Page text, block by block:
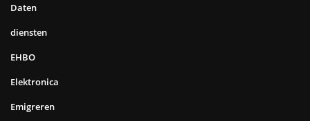
Daten
diensten
EHBO
Elektronica
Emigreren